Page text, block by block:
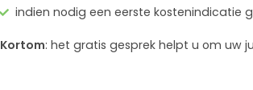
indien nodig een eerste kostenindicatie
Kortom: het gratis gesprek helpt u om uw